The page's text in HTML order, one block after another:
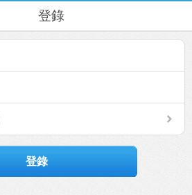
登錄
登錄